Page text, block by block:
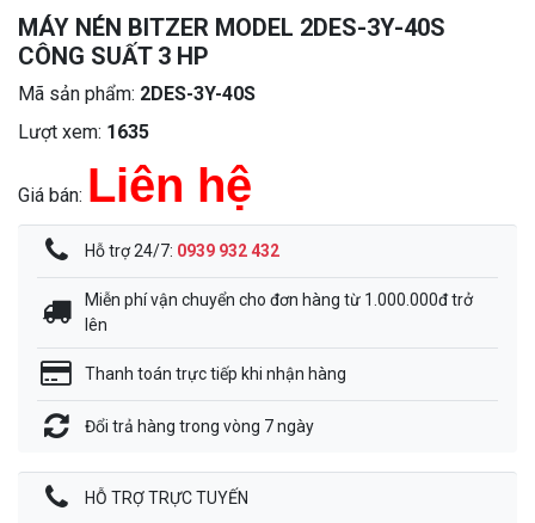
MÁY NÉN BITZER MODEL 2DES-3Y-40S
CÔNG SUẤT 3 HP
Mã sản phẩm: 2DES-3Y-40S
Lượt xem: 1635
Giá bán: Liên hệ
Hỗ trợ 24/7: 0939 932 432
Miễn phí vận chuyển cho đơn hàng từ 1.000.000đ trở
lên
Thanh toán trực tiếp khi nhận hàng
Đổi trả hàng trong vòng 7 ngày
HỖ TRỢ TRỰC TUYẾN